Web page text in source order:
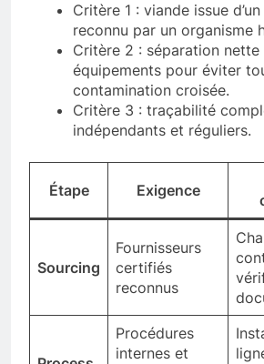
Critère 1 : viande issue
reconnu par un organisme
Critère 2 : séparation nette
équipements pour éviter
contamination croisée.
Critère 3 : traçabilité
indépendants et réguliers.
Étape Exigence
Sourcing
Fournisseurs
certifiés
reconnus
Procédures
internes et